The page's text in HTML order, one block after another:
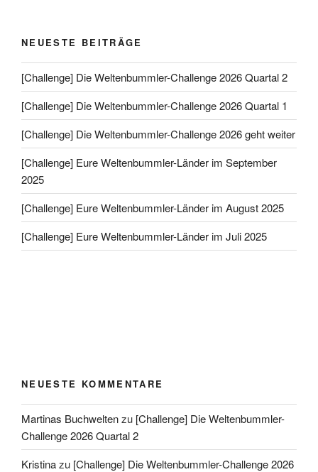
NEUESTE BEITRÄGE
[Challenge] Die Weltenbummler-Challenge 2026 Quartal 2
[Challenge] Die Weltenbummler-Challenge 2026 Quartal 1
[Challenge] Die Weltenbummler-Challenge 2026 geht weiter
[Challenge] Eure Weltenbummler-Länder im September
2025
[Challenge] Eure Weltenbummler-Länder im August 2025
[Challenge] Eure Weltenbummler-Länder im Juli 2025
NEUESTE KOMMENTARE
Martinas Buchweltenzu [Challenge] Die Weltenbummler-
Challenge 2026 Quartal 2
Kristinazu [Challenge] Die Weltenbummler-Challenge 2026